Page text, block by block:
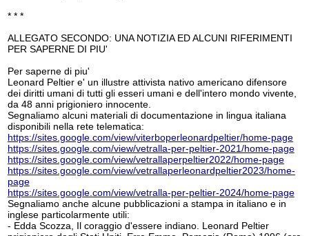
* * *
ALLEGATO SECONDO: UNA NOTIZIA ED ALCUNI RIFERIMENTI
PER SAPERNE DI PIU'
Per saperne di piu'
Leonard Peltier e' un illustre attivista nativo americano difensore
dei diritti umani di tutti gli esseri umani e dell'intero mondo vivente,
da 48 anni prigioniero innocente.
Segnaliamo alcuni materiali di documentazione in lingua italiana
disponibili nella rete telematica:
https://sites.google.com/view/viterboperleonardpeltier/home-page
https://sites.google.com/view/vetralla-per-peltier-2021/home-page
https://sites.google.com/view/vetrallaperpeltier2022/home-page
https://sites.google.com/view/vetrallaperleonardpeltier2023/home-
page
https://sites.google.com/view/vetralla-per-peltier-2024/home-page
Segnaliamo anche alcune pubblicazioni a stampa in italiano e in
inglese particolarmente utili:
- Edda Scozza, Il coraggio d'essere indiano. Leonard Peltier